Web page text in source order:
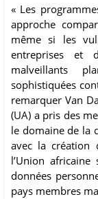
« Les
approche
même si les
entreprises et
malveillants
sophistiquées
remarquer Van
(UA) a pris des
le domaine de la
avec la création
l’Union
données
pays membres